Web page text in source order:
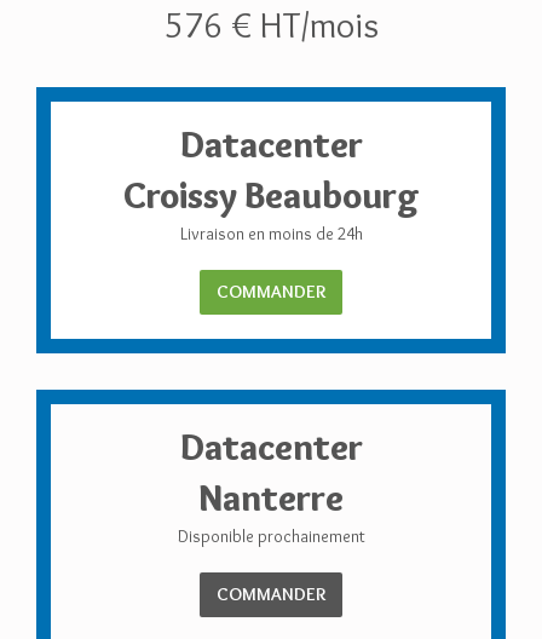
576 € HT/mois
Datacenter
Croissy Beaubourg
Livraison en moins de 24h
COMMANDER
Datacenter
Nanterre
Disponible prochainement
COMMANDER